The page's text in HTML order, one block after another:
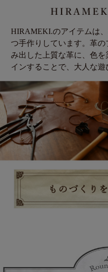
HIRAMEKI.のアイテムは
つ手作りしています。革
み出した上質な革に、色
インすることで、大人な遊